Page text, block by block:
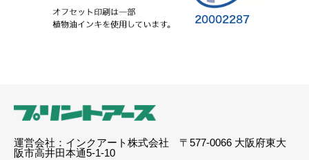
運営会社：インクアート株式会社 〒577-0066 大阪府東大
阪市高井田本通5-1-10